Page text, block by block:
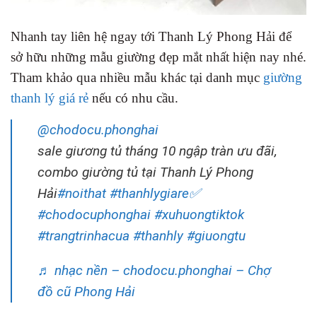
Nhanh tay liên hệ ngay tới Thanh Lý Phong Hải để
sở hữu những mẫu giường đẹp mắt nhất hiện nay nhé.
Tham khảo qua nhiều mẫu khác tại danh mục giường
thanh lý giá rẻ nếu có nhu cầu.
@chodocu.phonghai
sale giương tủ tháng 10 ngập tràn ưu đãi,
combo giường tủ tại Thanh Lý Phong
Hải#noithat #thanhlygiare✅
#chodocuphonghai #xuhuongtiktok
#trangtrinhacua #thanhly #giuongtu
♬ nhạc nền – chodocu.phonghai – Chợ
đồ cũ Phong Hải